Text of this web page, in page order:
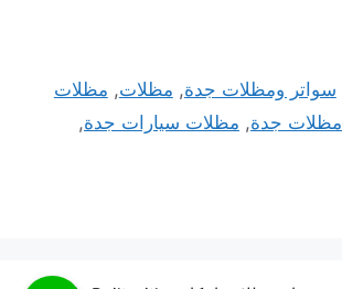
سواتر ومظلات جدة, مظلات, مظلات
مظلات جدة, مظلات سيارات جدة,